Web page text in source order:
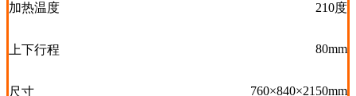
加热温度 210度
上下行程 80mm
尺寸 760×840×2150mm